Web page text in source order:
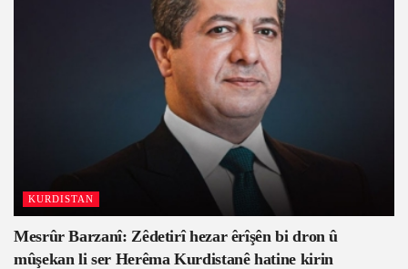
KURDISTAN
Mesrûr Barzanî: Zêdetirî hezar êrîşên bi dron û
mûşekan li ser Herêma Kurdistanê hatine kirin